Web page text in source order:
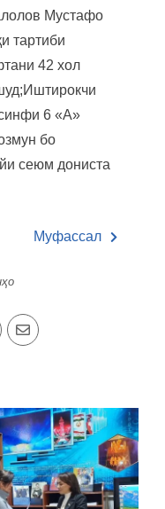
Мустафо
тартиби
42 хол
6 «А»
бо
сеюм дониста
Муфассал